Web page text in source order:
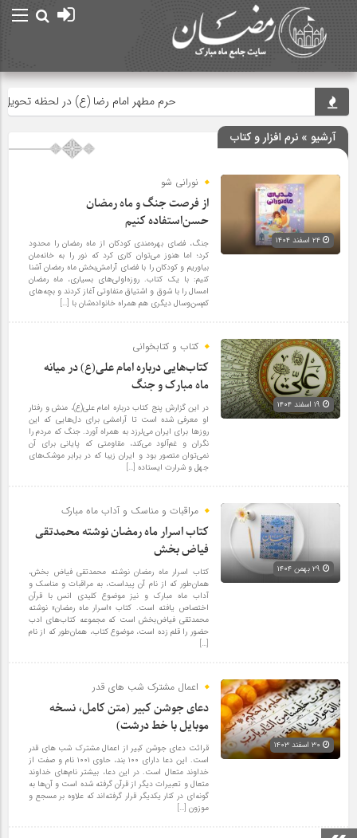
حرم مطهر امام رضا (ع) در لحظه تحویل سال
آرشیو » نرم افزار و کتاب
نورانی شو
از فرصت جنگ و ماه رمضان
حسن‌استفاده کنیم
جنگ، فضای بهره‌مندی کودکان از ماه رمضان را محدود
کرد؛ اما هنوز می‌توان کاری کرد که نور را به خانه‌مان
بیاوریم و کودکان را با فضای آرامش‌بخش ماه رمضان آشنا
کنیم: با یک کتاب. روزه‌اولی‌های بسیاری، ماه رمضان
امسال را با شوق و اشتیاق متفاوتی آغاز کردند و بچه‌های
کم‌سن‌وسال دیگری هم همراه خانواده‌شان با […]
کتاب و کتابخوانی
کتاب‌هایی درباره امام علی(ع) در میانه
ماه مبارک و جنگ
در این گزارش پنج کتاب درباره امام علی(ع)، منش و رفتار
او معرفی شده است تا آرامشی برای دل‌هایی که این
روزها برای ایران می‌لرزد به همراه آورد. جنگ که مردم را
نگران و غم‌آلود می‌کند، مقاومتی که پایانی برای آن
نمی‌توان متصور بود و ایران زیبا که در برابر موشک‌های
جهل و شرارت ایستاده […]
مراقبات و مناسک و آداب ماه مبارک
کتاب اسرار ماه رمضان نوشته محمدتقی
فیاض بخش
کتاب اسرار ماه رمضان نوشته محمدتقی فیاض بخش،
همان‌طور که از نام آن پیداست، به مراقبات و مناسک و
آداب ماه مبارک و نیز موضوع کلیدی انس با قرآن
اختصاص یافته است. کتاب «اسرار ماه رمضان» نوشته
محمدتقی فیاض‌بخش است که مجموعه کتاب‌های ادب
حضور را قلم زده است، موضوع کتاب، همان‌طور که از نام
[…]
اعمال مشترک شب های قدر
دعای جوشن کبیر (متن کامل، نسخه
موبایل با خط درشت)
قرائت دعای جوشن کبیر از اعمال مشترک شب های قدر
است. این دعا دارای ۱۰۰ بند، حاوی ۱۰۰۱ نام و صفت از
خداوند متعال است. در این دعا، بیشتر نام‌های خداوند
متعال و تعبیرات دیگر از قرآن گرفته شده است و آن‌ها به
گونه‌ای در کنار یکدیگر قرار گرفته‌اند که علاوه بر مسجع و
موزون […]